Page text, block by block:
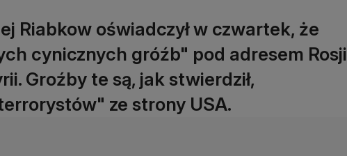
Riabkow oświadczył w czwartek, że
cynicznych gróźb" pod adresem Rosji
Groźby te są, jak stwierdził,
ze strony USA.